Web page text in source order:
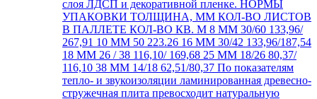
слоя ЛДСП и декоративной пленке. НОРМЫ
УПАКОВКИ ТОЛЩИНА, ММ КОЛ-ВО ЛИСТОВ
В ПАЛЛЕТЕ КОЛ-ВО КВ. М 8 ММ 30/60 133,96/
267,91 10 ММ 50 223.26 16 ММ 30/42 133,96/187,54
18 ММ 26 / 38 116,10/ 169,68 25 ММ 18/26 80,37/
116,10 38 ММ 14/18 62,51/80,37 По показателям
тепло- и звукоизоляции ламинированная древесно-
стружечная плита превосходит натуральную